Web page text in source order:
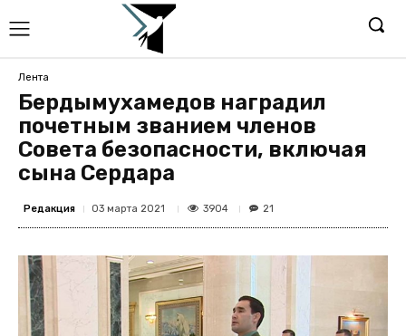
Лента
Бердымухамедов наградил
почетным званием членов
Совета безопасности, включая
сына Сердара
Редакция 03 марта 2021 3904 21